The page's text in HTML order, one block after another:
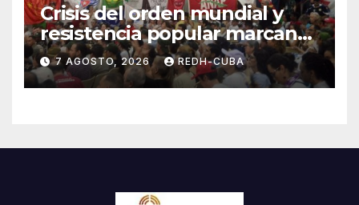
Crisis del orden mundial y
resistencia popular marcan
el inicio de la IV Asamblea
Continental de ALBA
Movimientos en Cuba
7 AGOSTO, 2026 REDH-CUBA